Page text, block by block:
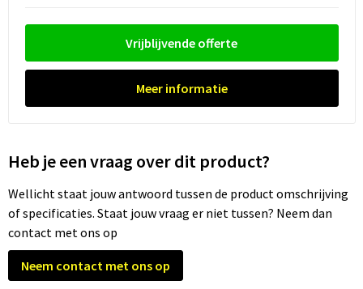
Schoenentassen
Schoudertassen
Sporttassen
Strandtassen
Veiligheidsvesten en Veiligheidshesjes
Gehoorbescherming
Ademhalingsbescherming
Valbeveiliging
Vrijblijvende offerte
Meer informatie
Heb je een vraag over dit product?
Wellicht staat jouw antwoord tussen de product omschrijving
of specificaties. Staat jouw vraag er niet tussen? Neem dan
contact met ons op
Neem contact met ons op